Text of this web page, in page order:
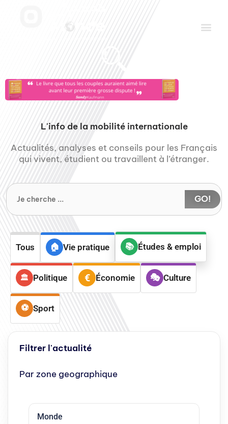
L'info de la mobilité internationale
Actualités, analyses et conseils pour les Français
qui vivent, étudient ou travaillent à l’étranger.
GO!
Tous Vie pratique Études & emploi
Politique Économie Culture
Sport
Filtrer l'actualité
Par zone geographique
Monde